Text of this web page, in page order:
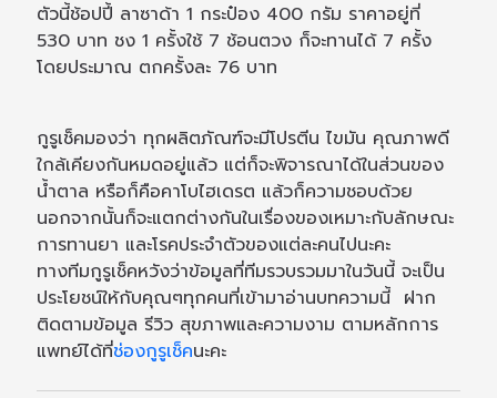
ตัวนี้ช้อปปี้ ลาซาด้า 1 กระป๋อง 400 กรัม ราคาอยู่ที่
530 บาท ชง 1 ครั้งใช้ 7 ช้อนตวง ก็จะทานได้ 7 ครั้ง
โดยประมาณ ตกครั้งละ 76 บาท
กูรูเช็คมองว่า ทุกผลิตภัณฑ์จะมีโปรตีน ไขมัน คุณภาพดี
ใกล้เคียงกันหมดอยู่แล้ว แต่ก็จะพิจารณาได้ในส่วนของ
น้ำตาล หรือก็คือคาโบไฮเดรต แล้วก็ความชอบด้วย
นอกจากนั้นก็จะแตกต่างกันในเรื่องของเหมาะกับลักษณะ
การทานยา และโรคประจำตัวของแต่ละคนไปนะคะ
ทางทีมกูรูเช็คหวังว่าข้อมูลที่ทีมรวบรวมมาในวันนี้ จะเป็น
ประโยชน์ให้กับคุณๆทุกคนที่เข้ามาอ่านบทความนี้ ฝาก
ติดตามข้อมูล รีวิว สุขภาพและความงาม ตามหลักการ
แพทย์ได้ที่ช่องกูรูเช็คนะคะ